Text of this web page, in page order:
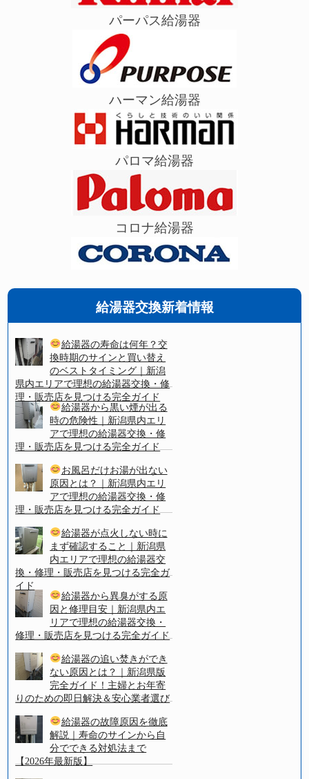
パーパス給湯器
ハーマン給湯器
パロマ給湯器
コロナ給湯器
給湯器交換新着情報
給湯器の寿命は何年？交
換時期のサインと買い替え
のベストタイミング｜新潟
県内エリアで理想の給湯器交換・修
理・販売店を見つける完全ガイド
給湯器から黒い煙が出る
時の危険性｜新潟県内エリ
アで理想の給湯器交換・修
理・販売店を見つける完全ガイド
お風呂だけお湯が出ない
原因とは？｜新潟県内エリ
アで理想の給湯器交換・修
理・販売店を見つける完全ガイド
給湯器が点火しない時に
まず確認すること｜新潟県
内エリアで理想の給湯器交
換・修理・販売店を見つける完全ガ
イド
給湯器から異臭がする原
因と修理目安｜新潟県内エ
リアで理想の給湯器交換・
修理・販売店を見つける完全ガイド
給湯器の追い焚きができ
ない原因とは？｜新潟県版
完全ガイド！主婦とお年寄
りのための即日解決＆安心業者選び
給湯器の故障原因を徹底
解説｜寿命のサインから自
分でできる対処法まで
【2026年最新版】